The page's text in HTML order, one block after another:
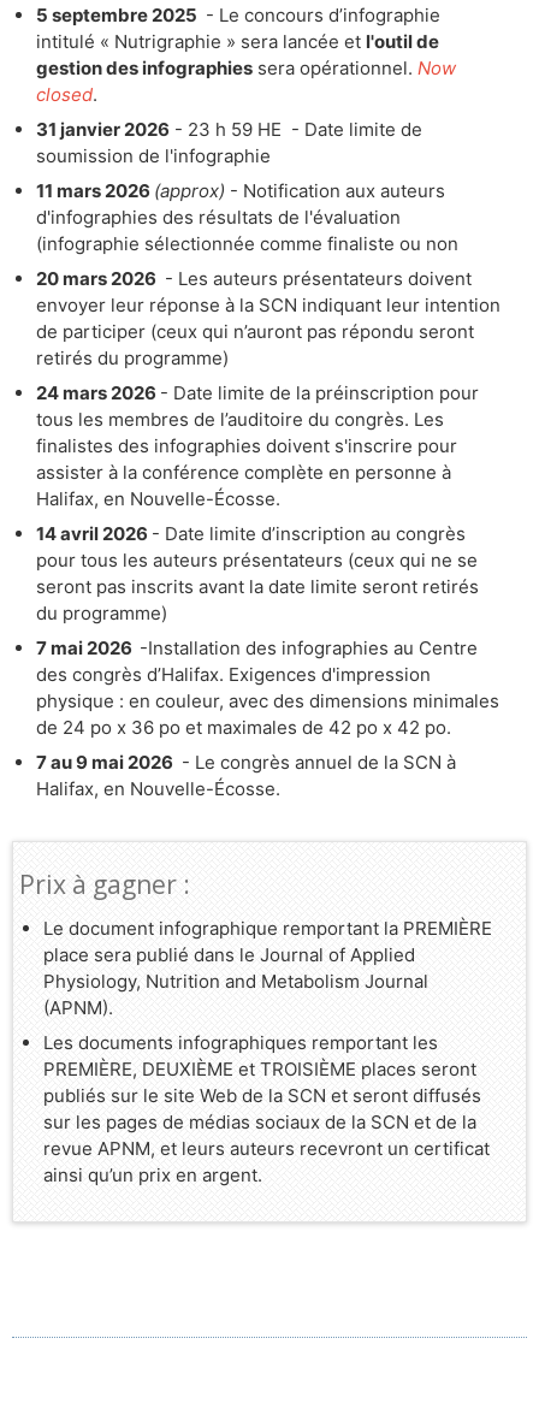
5 septembre 2025 - Le concours d’infographie
intitulé « Nutrigraphie » sera lancée et l'outil de
gestion des infographies sera opérationnel. Now
closed.
31 janvier 2026 - 23 h 59 HE - Date limite de
soumission de l'infographie
11 mars 2026 (approx) - Notification aux auteurs
d'infographies des résultats de l'évaluation
(infographie sélectionnée comme finaliste ou non
20 mars 2026 - Les auteurs présentateurs doivent
envoyer leur réponse à la SCN indiquant leur intention
de participer (ceux qui n’auront pas répondu seront
retirés du programme)
24 mars 2026 - Date limite de la préinscription pour
tous les membres de l’auditoire du congrès. Les
finalistes des infographies doivent s'inscrire pour
assister à la conférence complète en personne à
Halifax, en Nouvelle-Écosse.
14 avril 2026 - Date limite d’inscription au congrès
pour tous les auteurs présentateurs (ceux qui ne se
seront pas inscrits avant la date limite seront retirés
du programme)
7 mai 2026 -Installation des infographies au Centre
des congrès d’Halifax. Exigences d'impression
physique : en couleur, avec des dimensions minimales
de 24 po x 36 po et maximales de 42 po x 42 po.
7 au 9 mai 2026 - Le congrès annuel de la SCN à
Halifax, en Nouvelle-Écosse.
Prix à gagner :
Le document infographique remportant la PREMIÈRE
place sera publié dans le Journal of Applied
Physiology, Nutrition and Metabolism Journal
(APNM).
Les documents infographiques remportant les
PREMIÈRE, DEUXIÈME et TROISIÈME places seront
publiés sur le site Web de la SCN et seront diffusés
sur les pages de médias sociaux de la SCN et de la
revue APNM, et leurs auteurs recevront un certificat
ainsi qu’un prix en argent.